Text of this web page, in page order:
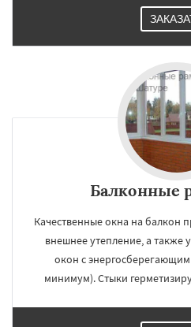
Балконные
Качественные окна на балкон
внешнее утепление, а также
окон с
минимум). Стыки